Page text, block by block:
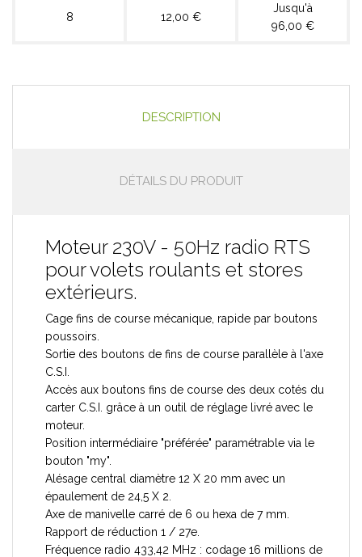
8 12,00 €
Jusqu'à
96,00 €
DESCRIPTION
DÉTAILS DU PRODUIT
Moteur 230V - 50Hz radio RTS
pour volets roulants et stores
extérieurs.
Cage fins de course mécanique, rapide par boutons
poussoirs.
Sortie des boutons de fins de course parallèle à l'axe
C.S.I.
Accès aux boutons fins de course des deux cotés du
carter C.S.I. grâce à un outil de réglage livré avec le
moteur.
Position intermédiaire "préférée" paramétrable via le
bouton "my".
Alésage central diamètre 12 X 20 mm avec un
épaulement de 24,5 X 2.
Axe de manivelle carré de 6 ou hexa de 7 mm.
Rapport de réduction 1 / 27e.
Fréquence radio 433,42 MHz : codage 16 millions de